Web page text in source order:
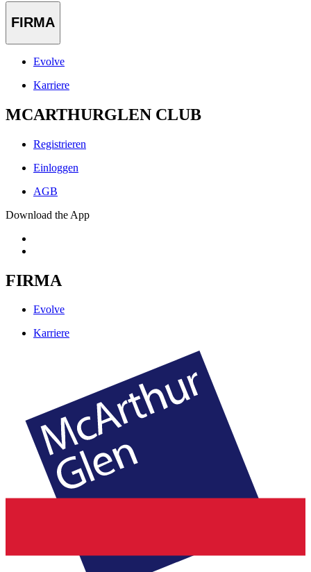
FIRMA
Evolve
Karriere
MCARTHURGLEN CLUB
Registrieren
Einloggen
AGB
Download the App
FIRMA
Evolve
Karriere